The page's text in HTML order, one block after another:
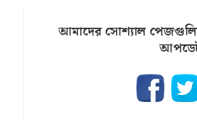
আমাদের সোশ্যাল